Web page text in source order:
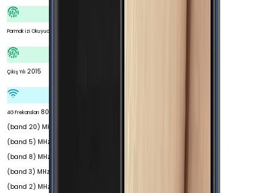
Parmak izi Okuyucu
Çıkış Yılı 2015
4G Frekansları 800
(band 20) MHz 850
(band 5) MHz 900
(band 8) MHz 1800
(band 3) MHz 1900
(band 2) MHz 2100